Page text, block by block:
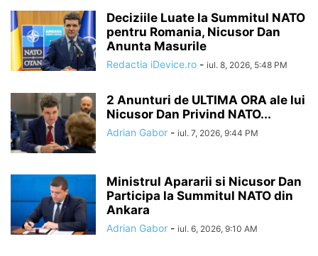
Deciziile Luate la Summitul NATO
pentru Romania, Nicusor Dan
Anunta Masurile
Redactia iDevice.ro - iul. 8, 2026, 5:48 PM
2 Anunturi de ULTIMA ORA ale lui
Nicusor Dan Privind NATO...
Adrian Gabor - iul. 7, 2026, 9:44 PM
Ministrul Apararii si Nicusor Dan
Participa la Summitul NATO din
Ankara
Adrian Gabor - iul. 6, 2026, 9:10 AM